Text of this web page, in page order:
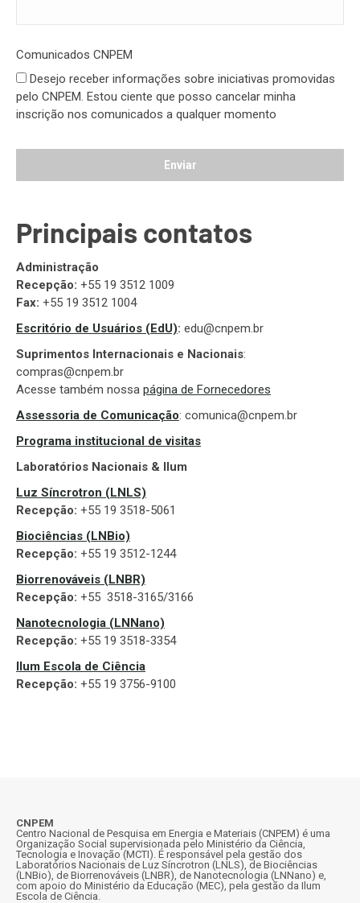
Comunicados CNPEM
Desejo receber informações sobre iniciativas promovidas
pelo CNPEM. Estou ciente que posso cancelar minha
inscrição nos comunicados a qualquer momento
Principais contatos
Administração
Recepção: +55 19 3512 1009
Fax: +55 19 3512 1004
Escritório de Usuários (EdU): edu@cnpem.br
Suprimentos Internacionais e Nacionais:
compras@cnpem.br
Acesse também nossa página de Fornecedores
Assessoria de Comunicação: comunica@cnpem.br
Programa institucional de visitas
Laboratórios Nacionais & Ilum
Luz Síncrotron (LNLS)
Recepção: +55 19 3518-5061
Biociências (LNBio)
Recepção: +55 19 3512-1244
Biorrenováveis (LNBR)
Recepção: +55 3518-3165/3166
Nanotecnologia (LNNano)
Recepção: +55 19 3518-3354
Ilum Escola de Ciência
Recepção: +55 19 3756-9100
CNPEM
Centro Nacional de Pesquisa em Energia e Materiais (CNPEM) é uma
Organização Social supervisionada pelo Ministério da Ciência,
Tecnologia e Inovação (MCTI). É responsável pela gestão dos
Laboratórios Nacionais de Luz Síncrotron (LNLS), de Biociências
(LNBio), de Biorrenováveis (LNBR), de Nanotecnologia (LNNano) e,
com apoio do Ministério da Educação (MEC), pela gestão da Ilum
Escola de Ciência.